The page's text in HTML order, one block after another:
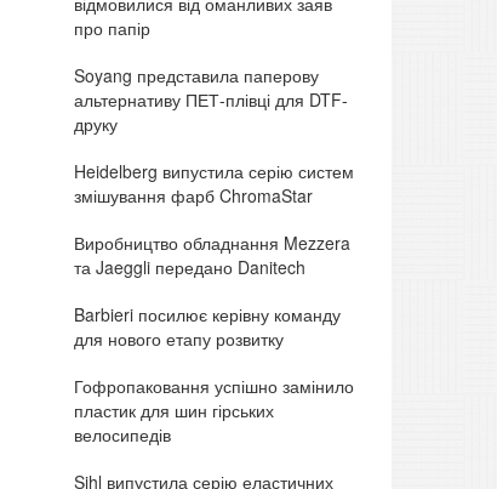
про папір
Soyang представила паперову
альтернативу ПЕТ-плівці для DTF-
друку
Heidelberg випустила серію систем
змішування фарб ChromaStar
Виробництво обладнання Mezzera
та Jaeggli передано Danitech
Barbieri посилює керівну команду
для нового етапу розвитку
Гофропаковання успішно замінило
пластик для шин гірських
велосипедів
Sihl випустила серію еластичних